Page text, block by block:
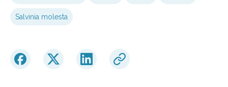
Salvinia molesta